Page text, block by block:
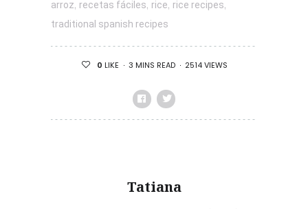
arroz, recetas fáciles, rice, rice recipes,
traditional spanish recipes
0 LIKE 3 MINS READ 2514 VIEWS
Tatiana